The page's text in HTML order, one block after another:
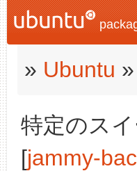
» Ubuntu »
特定のス
[jammy-